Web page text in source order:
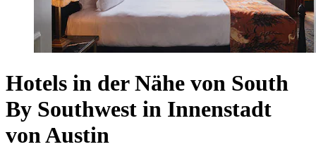
Hotels in der Nähe von South
By Southwest in Innenstadt
von Austin